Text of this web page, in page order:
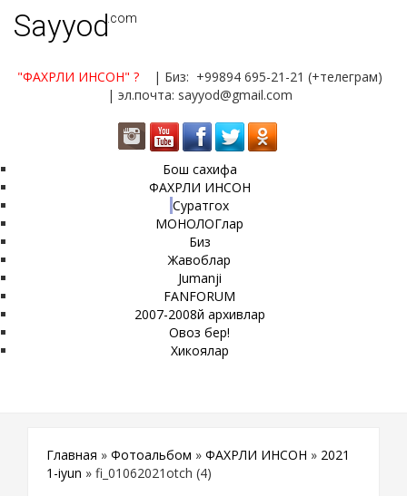
Sayyod.com
"ФАХРЛИ ИНСОН" ?
| Биз: +99894 695-21-21 (+телеграм)
| эл.почта: sayyod@gmail.com
Бош сахифа
ФАХРЛИ ИНСОН
Суратгох
МОНОЛОГлар
Биз
Жавоблар
Jumanji
FANFORUM
2007-2008й архивлар
Овоз бер!
Хикоялар
Главная » Фотоальбом » ФАХРЛИ ИНСОН » 2021
1-iyun » fi_01062021otch (4)